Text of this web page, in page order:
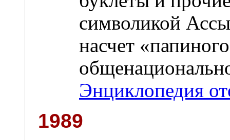
символикой
насчет
Энциклопедия
1989